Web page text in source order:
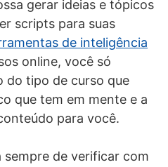
gerar ideias e tópicos
scripts para suas
de inteligência
online, você só
do tipo de curso que
que tem em mente e a
para você.
sempre de verificar com